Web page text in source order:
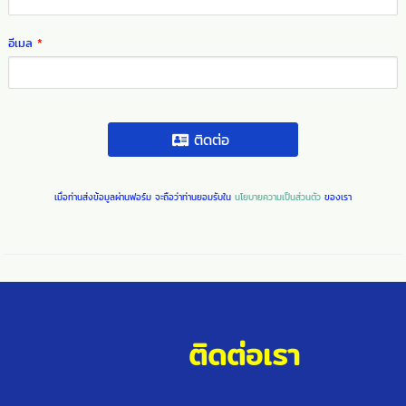
อีเมล*
ติดต่อ
เมื่อท่านส่งข้อมูลผ่านฟอร์ม จะถือว่าท่านยอมรับใน นโยบายความเป็นส่วนตัว ของเรา
ติดต่อเรา